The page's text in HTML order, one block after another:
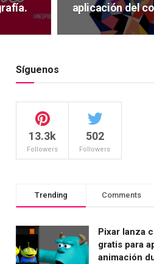
aplicación del
Síguenos
13.3k
Followers
502
Followers
Trending Comments
Pixar lanza
gratis para
animación